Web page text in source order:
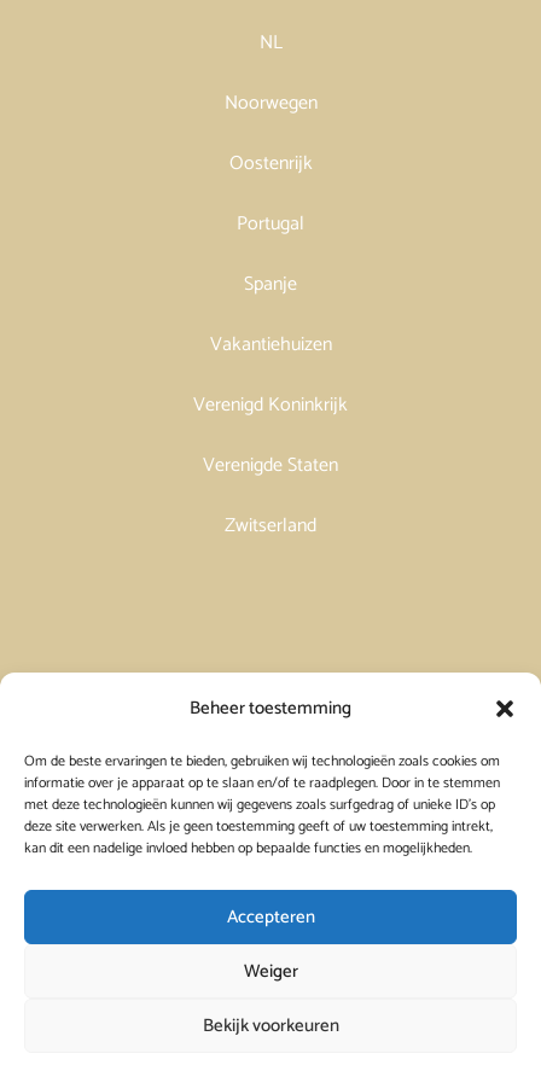
Beheer toestemming
Om de beste ervaringen te bieden, gebruiken wij technologieën zoals cookies om
informatie over je apparaat op te slaan en/of te raadplegen. Door in te stemmen
met deze technologieën kunnen wij gegevens zoals surfgedrag of unieke ID's op
deze site verwerken. Als je geen toestemming geeft of uw toestemming intrekt,
kan dit een nadelige invloed hebben op bepaalde functies en mogelijkheden.
Accepteren
Weiger
Bekijk voorkeuren
NL
Noorwegen
Oostenrijk
Portugal
Spanje
Vakantiehuizen
Verenigd Koninkrijk
Verenigde Staten
Zwitserland
Vakantiehuis in Frankrijk huren
Vakantiehuis in Griekenland huren